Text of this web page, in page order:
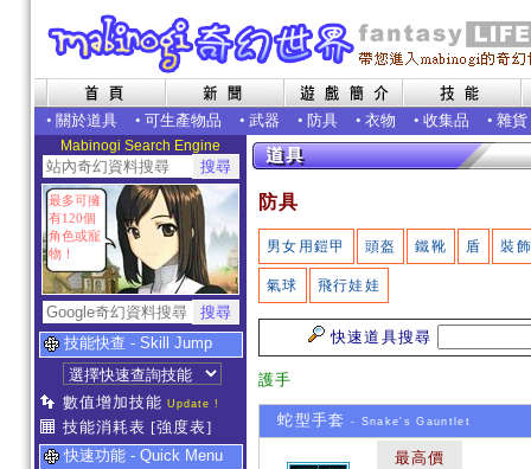
• 關於道具 • 可生產物品 • 武器 • 防具 • 衣物 • 收集品 • 雜貨
Mabinogi Search Engine
最多可擁
有120個
角色或寵
物！
技能快查 - Skill Jump
數值增加技能 Update !
技能消耗表 [強度表]
快速功能 - Quick Menu
防具
男女用鎧甲 頭盔 鐵靴 盾 裝
氣球 飛行娃娃
快速道具搜尋
護手
蛇型手套 - Snake's Gauntlet
最高價